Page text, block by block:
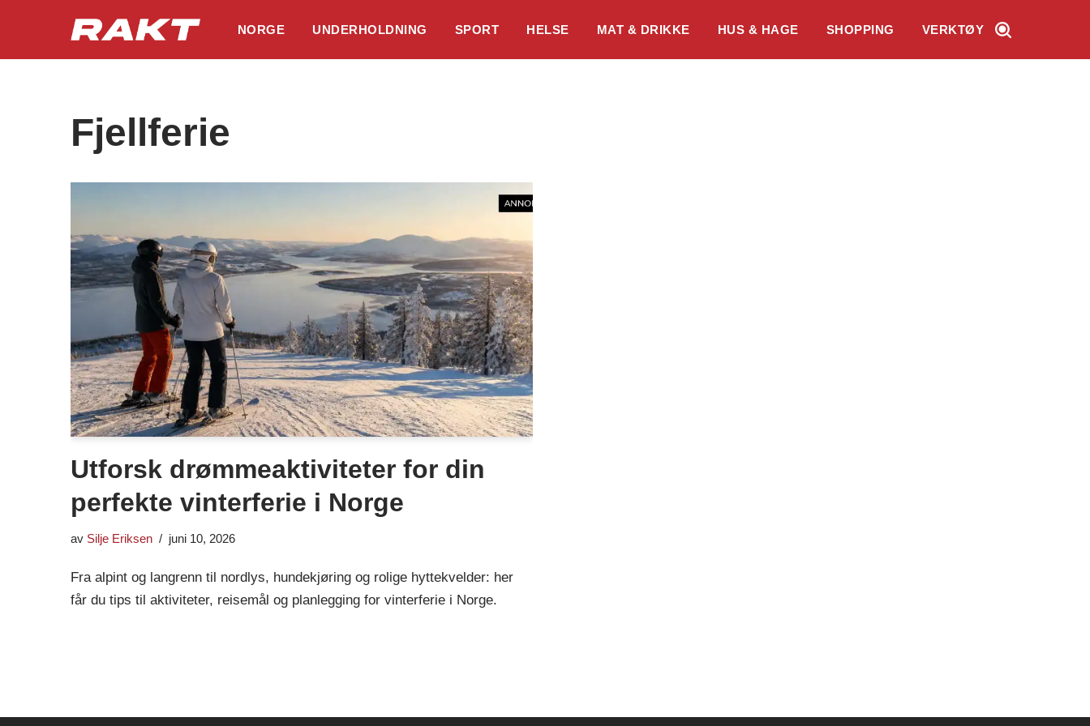
NORGE UNDERHOLDNING SPORT HELSE MAT & DRIKKE HUS & HAGE SHOPPING VERKTØY
Fjellferie
Utforsk drømmeaktiviteter for din
perfekte vinterferie i Norge
av Silje Eriksen juni 10, 2026
Fra alpint og langrenn til nordlys, hundekjøring og rolige hyttekvelder: her
får du tips til aktiviteter, reisemål og planlegging for vinterferie i Norge.